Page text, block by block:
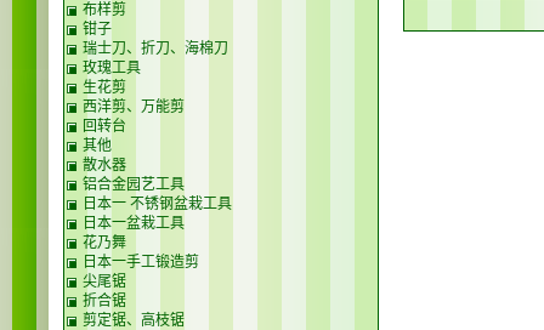
布样剪
钳子
瑞士刀、折刀、海棉刀
玫瑰工具
生花剪
西洋剪、万能剪
回转台
其他
散水器
铝合金园艺工具
日本一 不锈钢盆栽工具
日本一盆栽工具
花乃舞
日本一手工锻造剪
尖尾锯
折合锯
剪定锯、高枝锯